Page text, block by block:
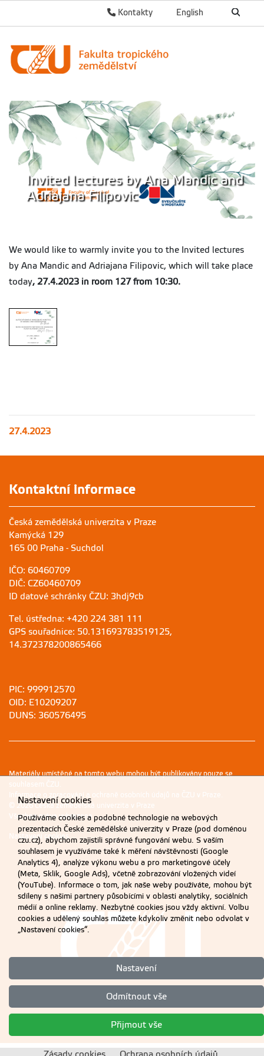
English
Kontakty
Invited lectures by Ana Mandic and
Adriajana Filipovic
We would like to warmly invite you to the Invited lectures
by Ana Mandic and Adriajana Filipovic, which will take place
today, 27.4.2023 in room 127 from 10:30.
27.4.2023
Kontaktní informace
Česká zemědělská univerzita v Praze
Kamýcká 129
165 00 Praha - Suchdol
IČO: 60460709
DIČ: CZ60460709
ID datové schránky ČZU: 3hdj9cb
Tel. ústředna: +420 224 381 111
GPS souřadnice: 50.131693783519125,
14.372378200865466
PIC: 999912570
OID: E10209207
DUNS: 360576495
Materiály umístěné na tomto webu mohou být publikovány pouze se
souhlasem ČZU.
Informace o zpracování a ochraně osobních údajů na ČZU v Praze.
© 2026 Česká zemědělská univerzita v Praze
Všechna práva vyhrazena
Nastavení cookies
Nastavení cookies
Používáme cookies a podobné technologie na webových
prezentacích České zemědělské univerzity v Praze (pod doménou
czu.cz), abychom zajistili správné fungování webu. S vaším
souhlasem je využíváme také k měření návštěvnosti (Google
Analytics 4), analýze výkonu webu a pro marketingové účely
(Meta, Sklik, Google Ads), včetně zobrazování vložených videí
(YouTube). Informace o tom, jak naše weby používáte, mohou být
sdíleny s našimi partnery působícími v oblasti analytiky, sociálních
médií a online reklamy. Nezbytné cookies jsou vždy aktivní. Volbu
cookies a udělený souhlas můžete kdykoliv změnit nebo odvolat v
„Nastavení cookies“.
Nastavení
Odmítnout vše
Přijmout vše